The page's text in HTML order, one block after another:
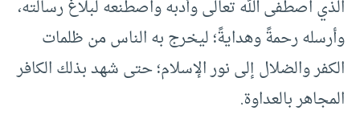
الذي اصطفى الله تعالى وأدبه واصطنعه لبلاغ رسالته،
وأرسله رحمةً وهدايةً؛ ليخرج به الناس من ظلمات
الكفر والضلال إلى نور الإسلام؛ حتى شهد بذلك الكافر
المجاهر بالعداوة.